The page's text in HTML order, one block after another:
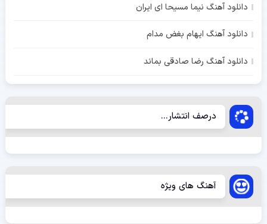
دانلود آهنگ نیما مسیحا ای ایران
دانلود آهنگ ایهام بغض مدام
دانلود آهنگ رضا صادقی بماند
درصف انتشار...
آهنگ های ویژه